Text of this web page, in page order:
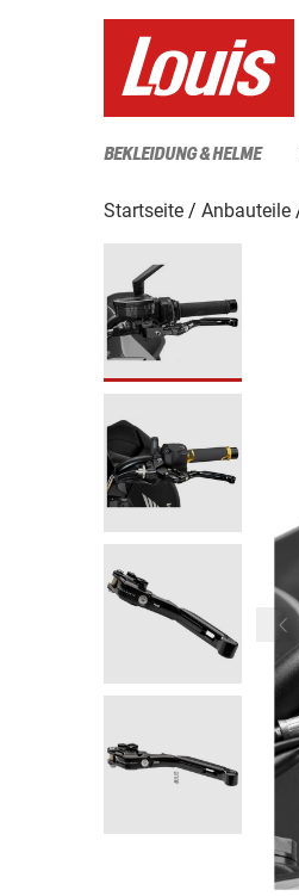
BEKLEIDUNG & HELME
Startseite Anbauteile